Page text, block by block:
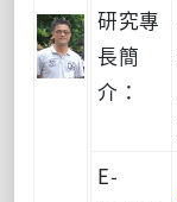
研究專
長簡
介：
E-